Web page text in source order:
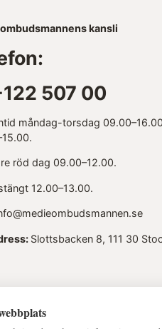
kansli
507 00
måndag-torsdag
röd dag 09.00–12.00.
12.00–13.00.
Slottsbacken 8, 111 30